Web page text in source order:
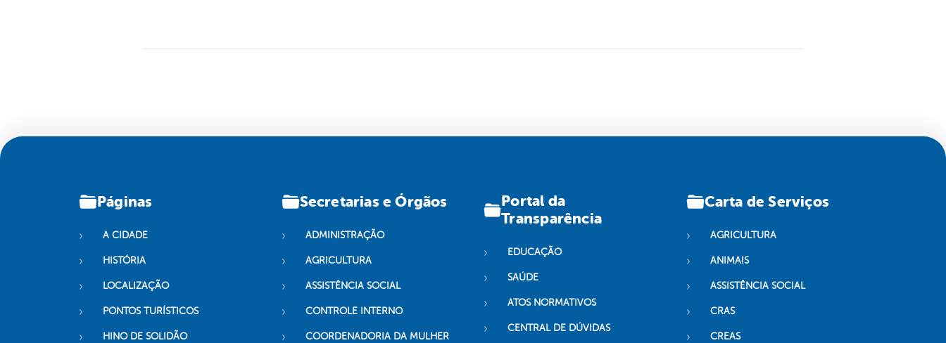
Páginas
A CIDADE
HISTÓRIA
LOCALIZAÇÃO
PONTOS TURÍSTICOS
HINO DE SOLIDÃO
Secretarias e Órgãos
ADMINISTRAÇÃO
AGRICULTURA
ASSISTÊNCIA SOCIAL
CONTROLE INTERNO
COORDENADORIA DA MULHER
Portal da
Transparência
EDUCAÇÃO
SAÚDE
ATOS NORMATIVOS
CENTRAL DE DÚVIDAS
Carta de Serviços
AGRICULTURA
ANIMAIS
ASSISTÊNCIA SOCIAL
CRAS
CREAS